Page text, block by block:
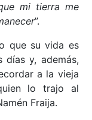
mi tierra me
”.
que su vida es
y, además,
a la vieja
lo trajo al
Fraija.